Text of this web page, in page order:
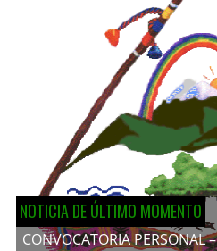
NOTICIA DE ÚLTIMO MOMENTO
CONVOCATORIA PERSONAL